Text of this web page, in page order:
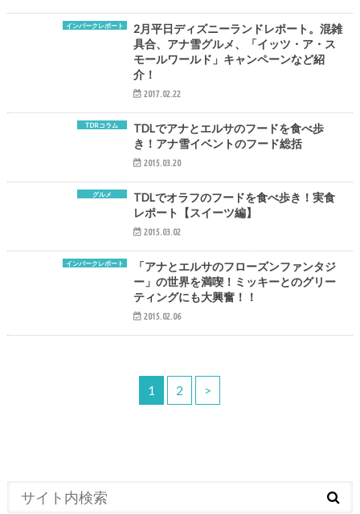
インパークレポート
2月平日ディズニーランドレポート。混雑
具合、アナ雪グルメ、「イッツ・ア・ス
モールワールド」キャンペーンなど紹
介！
2017.02.22
TDRコラム
TDLでアナとエルサのフードを食べ歩
き！アナ雪イベントのフード総括
2015.03.20
グルメ
TDLでオラフのフードを食べ歩き！実食
レポート【スイーツ編】
2015.03.02
インパークレポート
「アナとエルサのフローズンファンタジ
ー」の世界を満喫！ミッキーとのグリー
ティングにも大興奮！！
2015.02.06
1 2 >